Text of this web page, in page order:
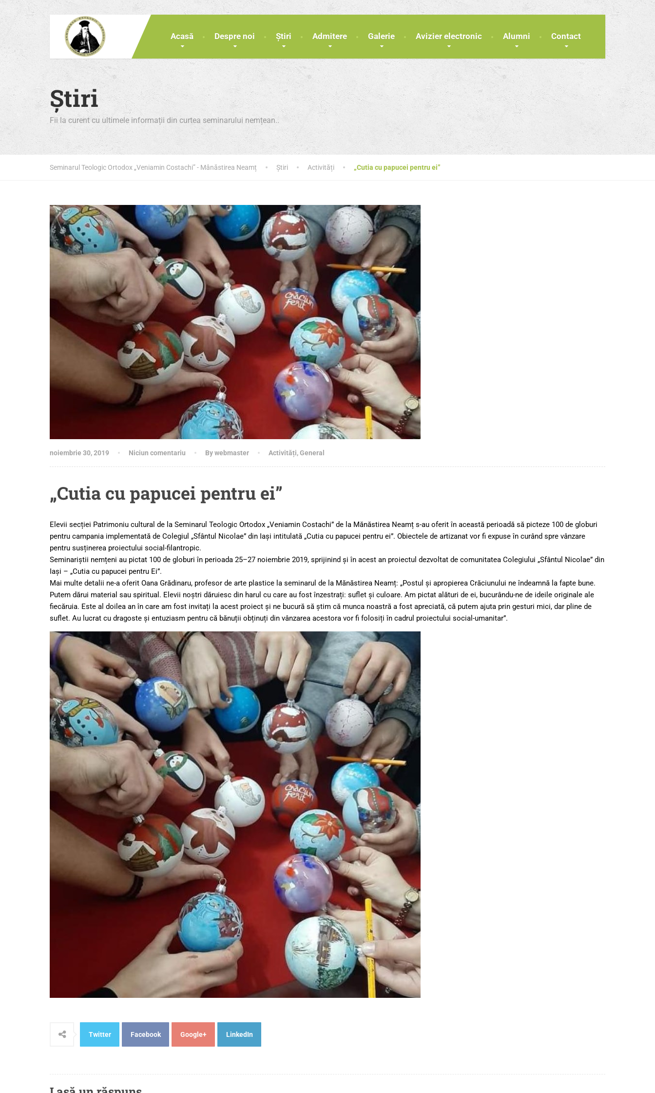
Acasă Despre noi Știri Admitere Galerie Avizier electronic Alumni Contact
Știri
Fii la curent cu ultimele informații din curtea seminarului nemțean..
Seminarul Teologic Ortodox „Veniamin Costachi” - Mânăstirea Neamț Știri Activități „Cutia cu papucei pentru ei”
noiembrie 30, 2019 Niciun comentariu By webmaster Activități,General
„Cutia cu papucei pentru ei”
Elevii secției Patrimoniu cultural de la Seminarul Teologic Ortodox „Veniamin Costachi” de la Mănăstirea Neamț s-au oferit în această perioadă să picteze 100 de globuri
pentru campania implementată de Colegiul „Sfântul Nicolae” din Iași intitulată „Cutia cu papucei pentru ei”. Obiectele de artizanat vor fi expuse în curând spre vânzare
pentru susținerea proiectului social-filantropic.
Seminariștii nemțeni au pictat 100 de globuri în perioada 25–27 noiembrie 2019, sprijinind și în acest an proiectul dezvoltat de comunitatea Colegiului „Sfântul Nicolae” din
Iași – „Cutia cu papucei pentru Ei”.
Mai multe detalii ne-a oferit Oana Grădinaru, profesor de arte plastice la seminarul de la Mănăstirea Neamț: „Postul și apropierea Crăciunului ne îndeamnă la fapte bune.
Putem dărui material sau spiritual. Elevii noștri dăruiesc din harul cu care au fost înzestrați: suflet și culoare. Am pictat alături de ei, bucurându-ne de ideile originale ale
fiecăruia. Este al doilea an în care am fost invitați la acest proiect și ne bucură să știm că munca noastră a fost apreciată, că putem ajuta prin gesturi mici, dar pline de
suflet. Au lucrat cu dragoste și entuziasm pentru că bănuții obținuți din vânzarea acestora vor fi folosiți în cadrul proiectului social-umanitar”.
Twitter Facebook Google+ LinkedIn